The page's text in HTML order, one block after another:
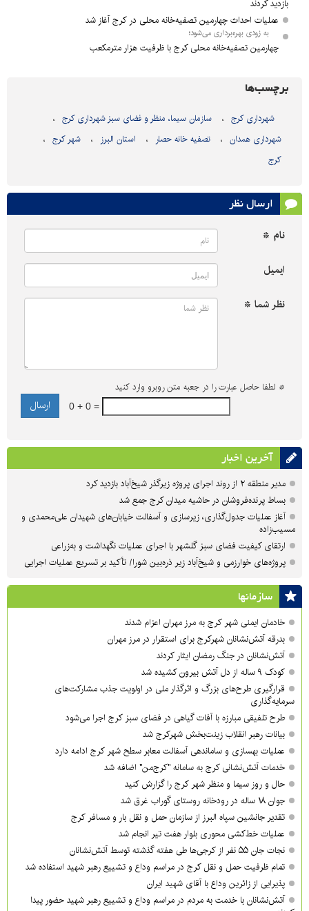
بازدید کردند
عملیات احداث چهارمین تصفیه‌خانه محلی در کرج آغاز شد
به زودی بهره‌برداری می‌شود؛
چهارمین تصفیه‌خانه محلی کرج با ظرفیت هزار مترمکعب
برچسب‌ها
شهرداری کرج
سازمان سیما، منظر و فضای سبز شهرداری کرج
شهرداری همدان
تصفیه خانه حصار استان البرز
شهر کرج
کرج
ارسال نظر
نام *
ایمیل
نظر شما *
* لطفا حاصل عبارت را در جعبه متن روبرو وارد کنید
0 + 0 =
آخرین اخبار
مدیر منطقه ۲ از روند اجرای پروژه زیرگذر شیخ‌آباد بازدید کرد
بساط پرنده‌فروشان در حاشیه میدان کرج جمع شد
آغاز عملیات جدول‌گذاری، زیرسازی و آسفالت خیابان‌های شهیدان علی‌محمدی و
مسیب‌زاده
ارتقای کیفیت فضای سبز گلشهر با اجرای عملیات نگهداشت و به‌زراعی
پروژه‌های خوارزمی و شیخ‌آباد زیر ذره‌بین شورا/ تأکید بر تسریع عملیات اجرایی
سازمان‎ها
خادمان ایمنی شهر کرج به مرز مهران اعزام شدند
بدرقه آتش‌نشانان شهرکرج برای استقرار در مرز مهران
آتش‌نشانان در جنگ رمضان ایثار کردند
کودک ۹ ساله از دل آتش بیرون کشیده شد
قرارگیری طرح‌های بزرگ و اثرگذار ملی در اولویت‌ جذب مشارکت‌های
سرمایه‌گذاری
طرح تلفیقی مبارزه با آفات گیاهی در فضای سبز کرج اجرا می‌شود
بیانات رهبر انقلاب زینت‌بخش شهرکرج شد
عملیات بهسازی و ساماندهی آسفالت معابر سطح شهر کرج ادامه دارد
خدمات آتش‌نشانی کرج به سامانه "کرج‌من" اضافه شد
حال و روز سیما و منظر شهر کرج را گزارش کنید
جوان ۱۸ ساله در رودخانه روستای گوراب غرق شد
تقدیر جانشین سپاه البرز از سازمان حمل و نقل بار و مسافر کرج
عملیات خط‌کشی محوری بلوار هفت تیر انجام شد
نجات جان ۵۵ نفر از کرجی‌ها طی هفته گذشته توسط آتش‌نشانان
تمام ظرفیت حمل و نقل کرج در مراسم وداع و تشییع رهبر شهید استفاده شد
پذیرایی از زائرین وداع با آقای شهید ایران
آتش‌نشانان با خدمت به مردم در مراسم وداع و تشییع رهبر شهید حضور پیدا